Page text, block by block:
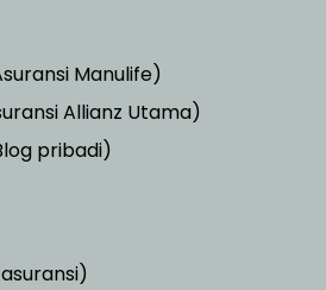
Manulife)
Allianz Utama)
pribadi)